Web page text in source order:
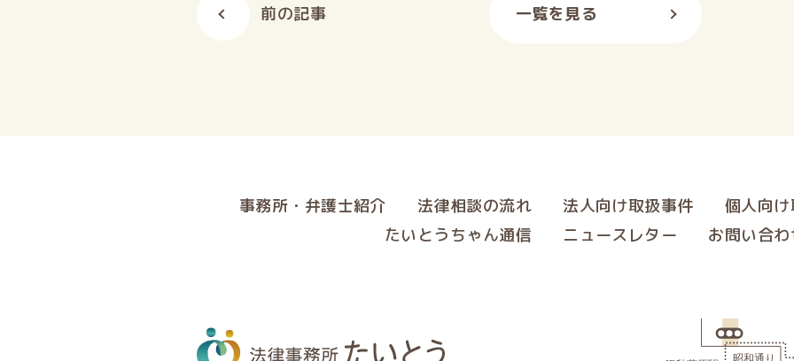
前の記事 一覧を見る
事務所・弁護士紹介 法律相談の流れ 法人向け取扱事件 個人向
たいとうちゃん通信
ニュースレター お問い合わ